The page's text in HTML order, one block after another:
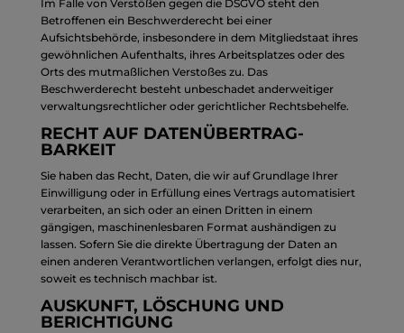
Im Falle von Verstößen gegen die DSGVO steht den
Betroffenen ein Beschwerderecht bei einer
Aufsichtsbehörde, insbesondere in dem Mitgliedstaat ihres
gewöhnlichen Aufenthalts, ihres Arbeitsplatzes oder des
Orts des mutmaßlichen Verstoßes zu. Das
Beschwerderecht besteht unbeschadet anderweitiger
verwaltungsrechtlicher oder gerichtlicher Rechtsbehelfe.
RECHT AUF DATEN­ÜBERTRAG­
BARKEIT
Sie haben das Recht, Daten, die wir auf Grundlage Ihrer
Einwilligung oder in Erfüllung eines Vertrags automatisiert
verarbeiten, an sich oder an einen Dritten in einem
gängigen, maschinenlesbaren Format aushändigen zu
lassen. Sofern Sie die direkte Übertragung der Daten an
einen anderen Verantwortlichen verlangen, erfolgt dies nur,
soweit es technisch machbar ist.
AUSKUNFT, LÖSCHUNG UND
BERICHTIGUNG